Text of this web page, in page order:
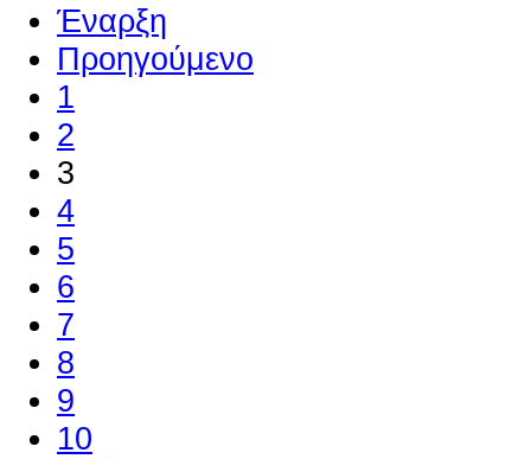
Έναρξη
Προηγούμενο
1
2
3
4
5
6
7
8
9
10